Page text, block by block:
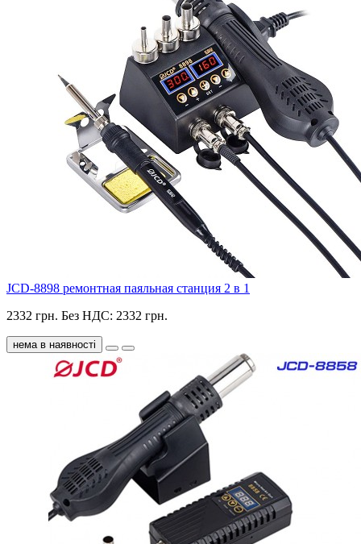
JCD-8898 ремонтная паяльная станция 2 в 1
2332 грн. Без НДС: 2332 грн.
нема в наявності